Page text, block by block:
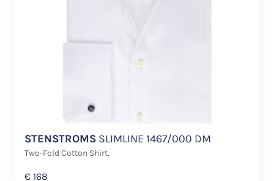
STENSTROMS SLIMLINE 1467/000 DM
Two-Fold Cotton Shirt.
€ 168